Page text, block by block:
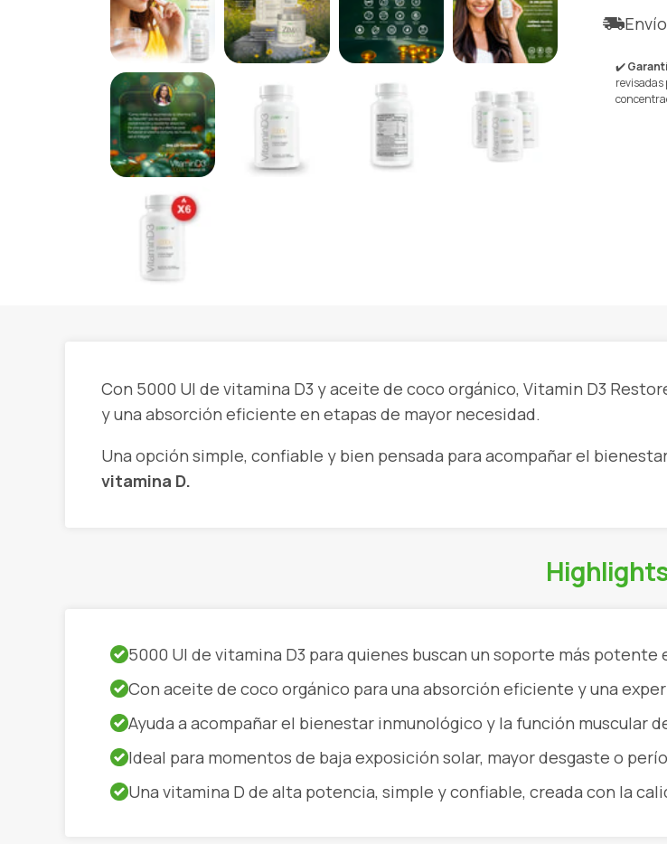
✔️
revisadas
Con 5000 UI de vitamina D3 y aceite de coco orgánico, Vitamin D3
y una absorción eficiente en etapas de mayor necesidad.
Una opción simple, confiable y bien pensada para acompañar el
vitamina D.
5000 UI de vitamina D3 para quienes buscan un soporte más potente
Con aceite de coco orgánico para una absorción eficiente y una
Ayuda a acompañar el bienestar inmunológico y la función muscular
Ideal para momentos de baja exposición solar, mayor desgaste o
Una vitamina D de alta potencia, simple y confiable, creada con la